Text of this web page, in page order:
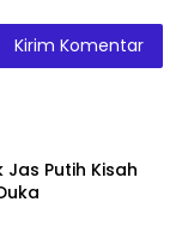
Putih Kisah